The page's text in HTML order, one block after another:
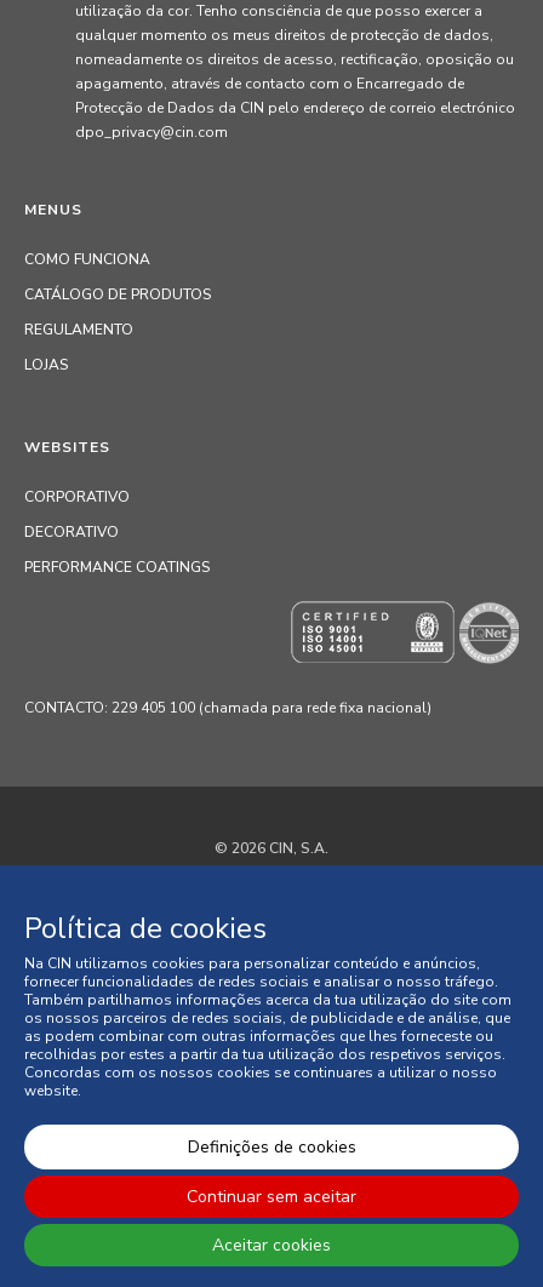
MENUS
COMO FUNCIONA
CATÁLOGO DE PRODUTOS
REGULAMENTO
LOJAS
utilização da cor. Tenho consciência de que posso exercer a
qualquer momento os meus direitos de protecção de dados,
nomeadamente os direitos de acesso, rectificação, oposição ou
apagamento, através de contacto com o Encarregado de
Protecção de Dados da CIN pelo endereço de correio electrónico
dpo_privacy@cin.com
WEBSITES
CORPORATIVO
DECORATIVO
PERFORMANCE COATINGS
CONTACTO: 229 405 100 (chamada para rede fixa nacional)
© 2026 CIN, S.A.
Política de Privacidade
Política de Cookies
Faqs
Litígios de Consumo
Condições Gerais de Venda
Política de cookies
Na CIN utilizamos cookies para personalizar conteúdo e anúncios,
fornecer funcionalidades de redes sociais e analisar o nosso tráfego.
Também partilhamos informações acerca da tua utilização do site com
os nossos parceiros de redes sociais, de publicidade e de análise, que
as podem combinar com outras informações que lhes forneceste ou
recolhidas por estes a partir da tua utilização dos respetivos serviços.
Concordas com os nossos cookies se continuares a utilizar o nosso
website.
Definições de cookies
Continuar sem aceitar
Aceitar cookies